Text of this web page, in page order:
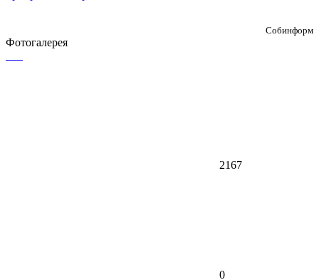
Собинформ
Фотогалерея
2167
0